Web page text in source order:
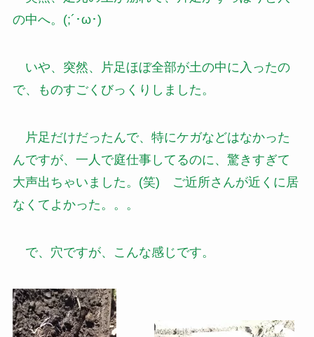
の中へ。(;´･ω･)
いや、突然、片足ほぼ全部が土の中に入ったの
で、ものすごくびっくりしました。
片足だけだったんで、特にケガなどはなかった
んですが、一人で庭仕事してるのに、驚きすぎて
大声出ちゃいました。(笑) ご近所さんが近くに居
なくてよかった。。。
で、穴ですが、こんな感じです。